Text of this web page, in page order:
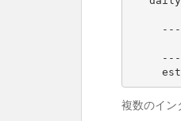
複数のイン